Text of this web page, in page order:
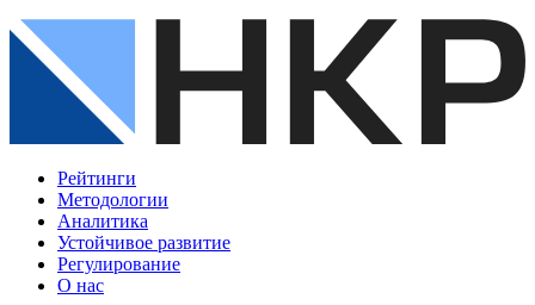
Рейтинги
Методологии
Аналитика
Устойчивое развитие
Регулирование
О нас